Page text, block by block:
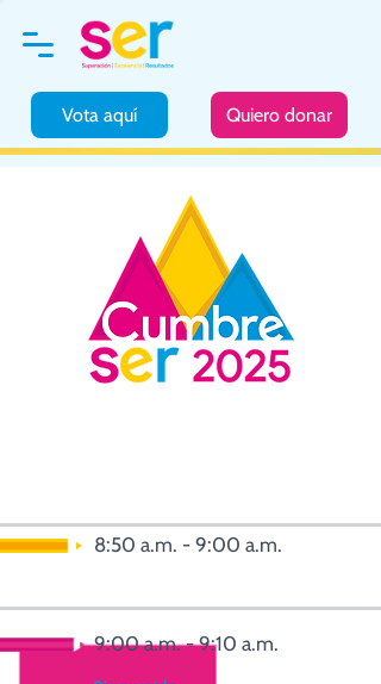
Quiero donar
Vota aquí
8:50 a.m. - 9:00 a.m.
9:00 a.m. - 9:10 a.m.